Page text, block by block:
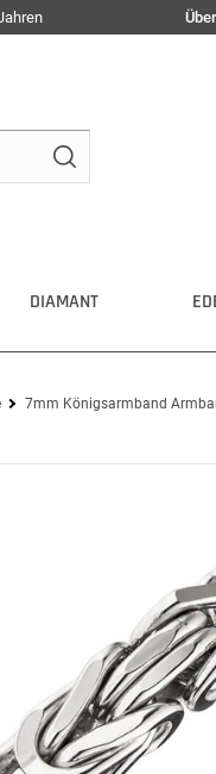
DIAMANT
7mm Königsarmband